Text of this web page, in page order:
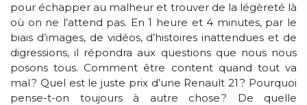
pour échapper au malheur et trouver de la légèreté là
où on ne l’attend pas. En 1 heure et 4 minutes, par le
biais d’images, de vidéos, d’histoires inattendues et de
digressions, il répondra aux questions que nous nous
posons tous. Comment être content quand tout va
mal ? Quel est le juste prix d’une Renault 21 ? Pourquoi
pense-t-on toujours à autre chose ? De quelle